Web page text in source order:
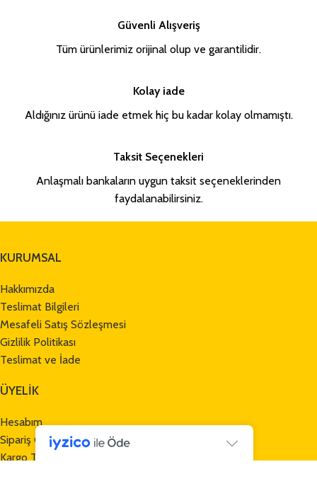
Güvenli Alışveriş
Tüm ürünlerimiz orijinal olup ve garantilidir.
Kolay iade
Aldığınız ürünü iade etmek hiç bu kadar kolay olmamıştı.
Taksit Seçenekleri
Anlaşmalı bankaların uygun taksit seçeneklerinden
faydalanabilirsiniz.
KURUMSAL
Hakkımızda
Teslimat Bilgileri
Mesafeli Satış Sözleşmesi
Gizlilik Politikası
Teslimat ve İade
ÜYELİK
Hesabım
Sipariş Geçmişi
Kargo Takibi